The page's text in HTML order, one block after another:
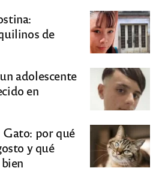
de
adolescente
en
por qué
y qué